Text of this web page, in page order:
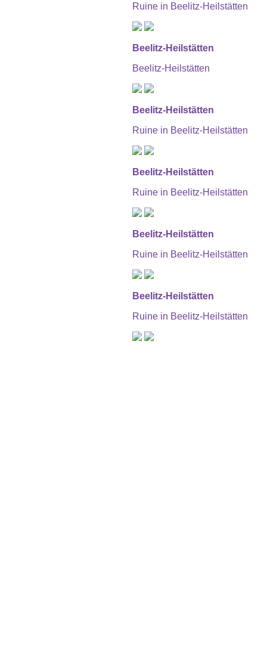
Ruine in Beelitz-Heilstätten
Beelitz-Heilstätten
Beelitz-Heilstätten
Beelitz-Heilstätten
Ruine in Beelitz-Heilstätten
Beelitz-Heilstätten
Ruine in Beelitz-Heilstätten
Beelitz-Heilstätten
Ruine in Beelitz-Heilstätten
Beelitz-Heilstätten
Ruine in Beelitz-Heilstätten